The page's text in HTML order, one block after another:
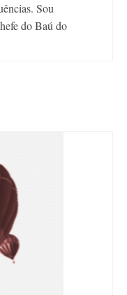
Sou
do Baú do